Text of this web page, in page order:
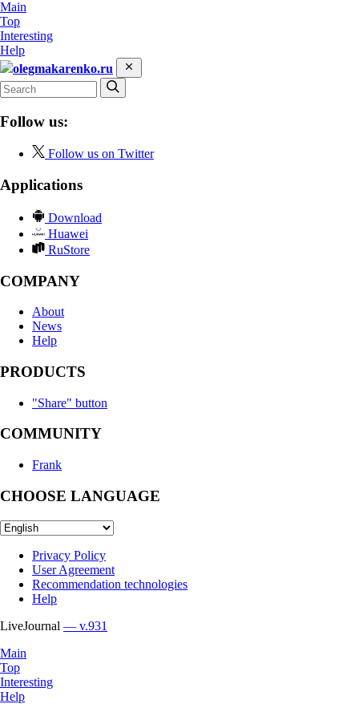
Main
Top
Interesting
Help
olegmakarenko.ru
Follow us:
Follow us on Twitter
Applications
Download
Huawei
RuStore
COMPANY
About
News
Help
PRODUCTS
"Share" button
COMMUNITY
Frank
CHOOSE LANGUAGE
Privacy Policy
User Agreement
Recommendation technologies
Help
LiveJournal — v.931
Main
Top
Interesting
Help